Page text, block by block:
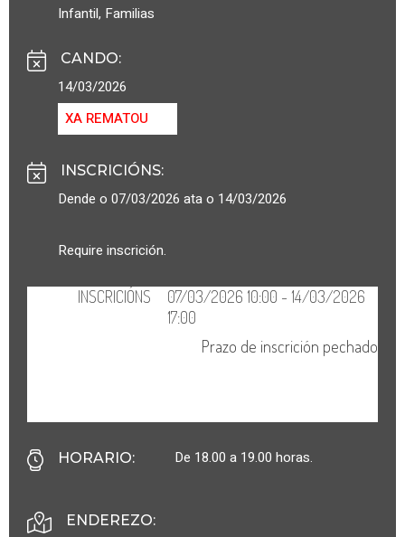
Infantil, Familias
CANDO:
14/03/2026
XA REMATOU
INSCRICIÓNS:
Dende o 07/03/2026 ata o 14/03/2026
Require inscrición.
HORARIO: De 18.00 a 19.00 horas.
ENDEREZO: